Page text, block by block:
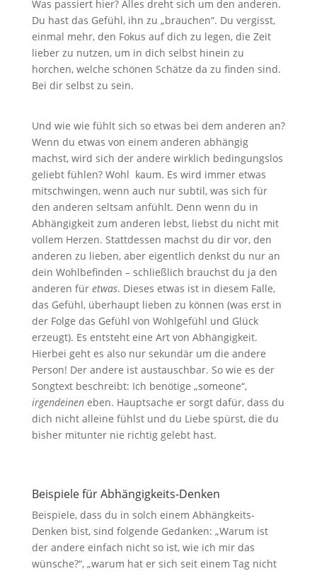
Was passiert hier? Alles dreht sich um den anderen.
Du hast das Gefühl, ihn zu „brauchen“. Du vergisst,
einmal mehr, den Fokus auf dich zu legen, die Zeit
lieber zu nutzen, um in dich selbst hinein zu
horchen, welche schönen Schätze da zu finden sind.
Bei dir selbst zu sein.
Und wie wie fühlt sich so etwas bei dem anderen an?
Wenn du etwas von einem anderen abhängig
machst, wird sich der andere wirklich bedingungslos
geliebt fühlen? Wohl kaum. Es wird immer etwas
mitschwingen, wenn auch nur subtil, was sich für
den anderen seltsam anfühlt. Denn wenn du in
Abhängigkeit zum anderen lebst, liebst du nicht mit
vollem Herzen. Stattdessen machst du dir vor, den
anderen zu lieben, aber eigentlich denkst du nur an
dein Wohlbefinden – schließlich brauchst du ja den
anderen für etwas. Dieses etwas ist in diesem Falle,
das Gefühl, überhaupt lieben zu können (was erst in
der Folge das Gefühl von Wohlgefühl und Glück
erzeugt). Es entsteht eine Art von Abhängigkeit.
Hierbei geht es also nur sekundär um die andere
Person! Der andere ist austauschbar. So wie es der
Songtext beschreibt: Ich benötige „someone“,
irgendeineneben. Hauptsache er sorgt dafür, dass du
dich nicht alleine fühlst und du Liebe spürst, die du
bisher mitunter nie richtig gelebt hast.
Beispiele für Abhängigkeits-Denken
Beispiele, dass du in solch einem Abhängkeits-
Denken bist, sind folgende Gedanken: „Warum ist
der andere einfach nicht so ist, wie ich mir das
wünsche?“, „warum hat er sich seit einem Tag nicht